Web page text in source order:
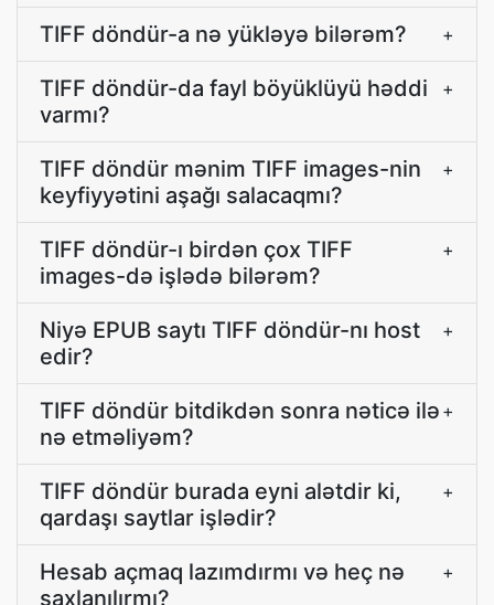
TIFF döndür-a nə yükləyə bilərəm? +
TIFF döndür-da fayl böyüklüyü həddi
varmı?
+
TIFF döndür mənim TIFF images-nin
keyfiyyətini aşağı salacaqmı?
+
TIFF döndür-ı birdən çox TIFF
images-də işlədə bilərəm?
+
Niyə EPUB saytı TIFF döndür-nı host
edir?
+
TIFF döndür bitdikdən sonra nəticə ilə
nə etməliyəm?
+
TIFF döndür burada eyni alətdir ki,
qardaşı saytlar işlədir?
+
Hesab açmaq lazımdırmı və heç nə
saxlanılırmı?
+